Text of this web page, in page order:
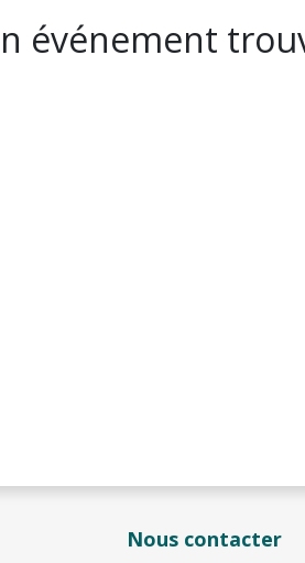
événement
Nous contacter